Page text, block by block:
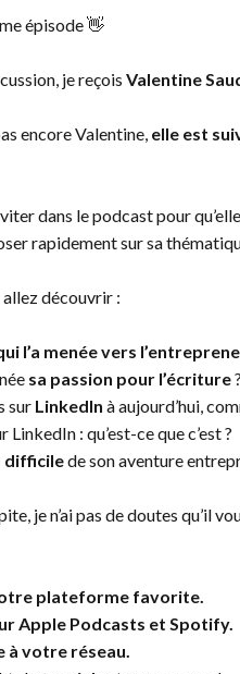
épisode 👋
je reçois Valentine
encore Valentine, elle est
dans le podcast pour
rapidement sur sa
découvrir :
l’a menée vers
sa passion pour l’écriture?
sur LinkedIn à aujourd’hui,
LinkedIn : qu’est-ce que c’est ?
difficilede son aventure
je n’ai pas de doutes qu’il
plateforme favorite.
Apple Podcasts et Spotify.
à votre réseau.